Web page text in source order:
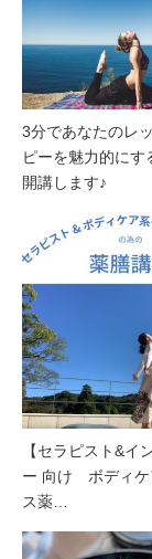
3分であなたのレ
ピーを魅力的にす
開講します♪
【セラピスト&イ
ー 向け ボディケ
ス薬…